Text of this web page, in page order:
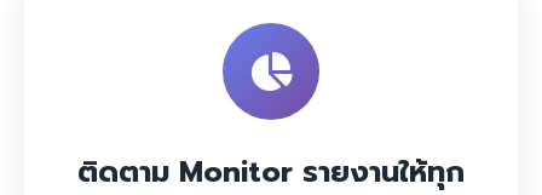
ติดตาม Monitor รายงานให้ทุก